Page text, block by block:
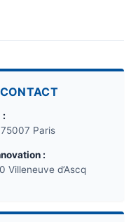
:
Paris
:
Villeneuve d’Ascq